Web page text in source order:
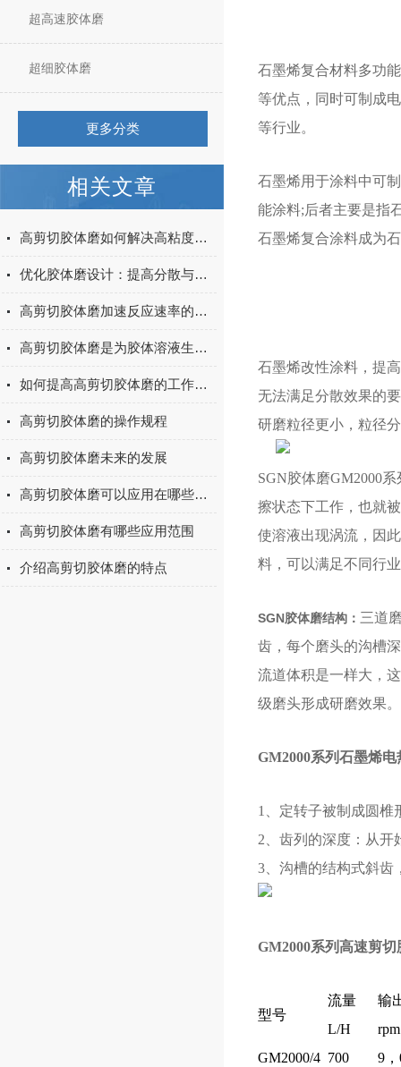
超高速胶体磨
超细胶体磨
更多分类
相关文章
高剪切胶体磨如何解决高粘度物料的分散难题
优化胶体磨设计：提高分散与均质效果的研究
高剪切胶体磨加速反应速率的秘密
高剪切胶体磨是为胶体溶液生产所设计的
如何提高高剪切胶体磨的工作效率
高剪切胶体磨的操作规程
高剪切胶体磨未来的发展
高剪切胶体磨可以应用在哪些方面
高剪切胶体磨有哪些应用范围
介绍高剪切胶体磨的特点
石墨烯复合材料多功
等优点，同时可制成
等行业。
石墨烯用于涂料中可
能涂料;后者主要是指
石墨烯复合涂料成为
石墨烯改性涂料，提
无法满足分散效果的
研磨粒径更小，粒径
SGN胶体磨GM2000
擦状态下工作，也就
使溶液出现涡流，因
料，可以满足不同行
SGN胶体磨结构： 三道
齿，每个磨头的沟槽
流道体积是一样大，
级磨头形成研磨效果。
GM2000系列石墨烯电
1、定转子被制成圆椎
2、齿列的深度：从开
3、沟槽的结构式斜齿
GM2000系列高速剪
型号
流量
L/H
输
rpm
GM2000/4 700
9